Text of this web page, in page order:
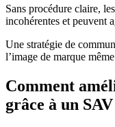
Sans procédure claire,
incohérentes et peuvent
Une stratégie de
l’image de marque
Comment
grâce à un